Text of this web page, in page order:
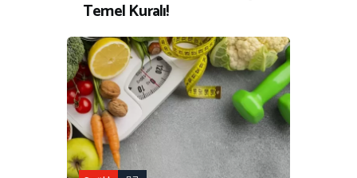
Temel Kuralı!